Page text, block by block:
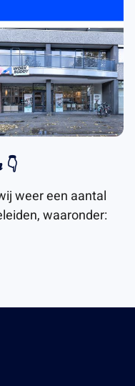
👇
weer een aantal
waaronder: